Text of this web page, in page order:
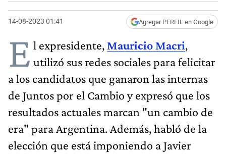
14-08-2023 01:41 Agregar PERFIL en Google
E l expresidente, Mauricio Macri,
utilizó sus redes sociales para felicitar
a los candidatos que ganaron las internas
de Juntos por el Cambio y expresó que los
resultados actuales marcan "un cambio de
era" para Argentina. Además, habló de la
elección que está imponiendo a Javier